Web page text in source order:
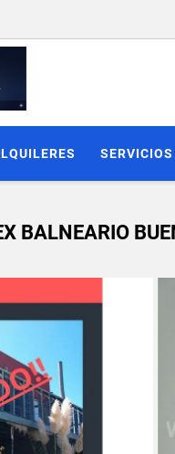
SERVICIOS
BALNEARIO